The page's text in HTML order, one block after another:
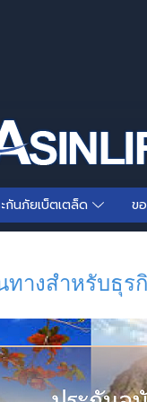
กันภัยเบ็ตเตล็ด ข
ทางสำหรับธุร